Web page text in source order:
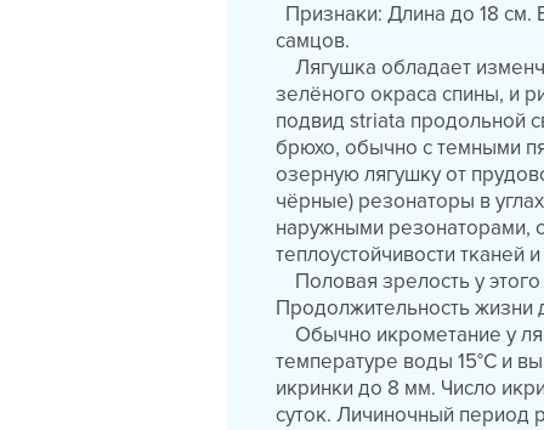
Признаки: Длина до 18 см.
самцов.
Лягушка обладает
зелёного окраса спины, и
подвид striata продольной
брюхо, обычно с темными
озерную лягушку от
чёрные) резонаторы в
наружными резонаторами,
теплоустойчивости тканей
Половая зрелость у этого
Продолжительность жизни
Обычно икрометание у
температуре воды 15°С и
икринки до 8 мм. Число
суток. Личиночный период